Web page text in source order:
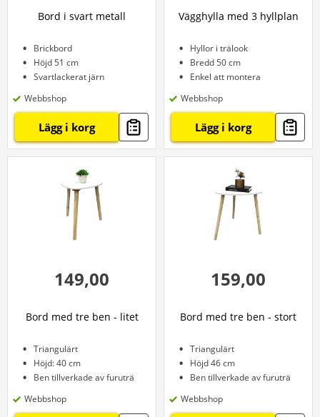
Bord i svart metall
Brickbord
Höjd 51 cm
Svartlackerat järn
Webbshop
Lägg i korg
Vägghylla med 3 hyllplan
Hyllor i trälook
Bredd 50 cm
Enkel att montera
Webbshop
Lägg i korg
149,00
Bord med tre ben - litet
Triangulärt
Höjd: 40 cm
Ben tillverkade av furuträ
Webbshop
159,00
Bord med tre ben - stort
Triangulärt
Höjd 46 cm
Ben tillverkade av furuträ
Webbshop